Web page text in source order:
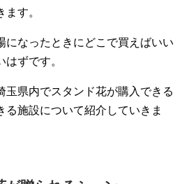
す。
になったときにどこで買えばいい
ずです。
玉県内でスタンド花が購入できる
る施設について紹介していきま